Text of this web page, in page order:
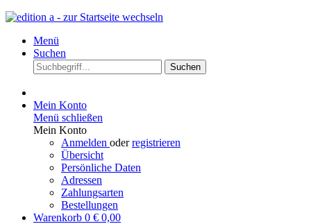
Menü
Suchen
Suchen
Mein Konto
Menü schließen
Mein Konto
Anmelden oderregistrieren
Übersicht
Persönliche Daten
Adressen
Zahlungsarten
Bestellungen
Warenkorb 0 € 0,00